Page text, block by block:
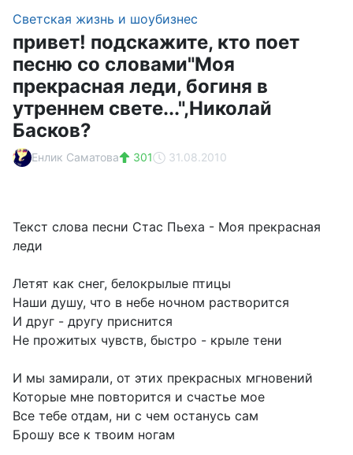
Светская жизнь и шоубизнес
привет! подскажите, кто поет
песню со словами"Моя
прекрасная леди, богиня в
утреннем свете...",Николай
Басков?
Енлик Саматова 301 31.08.2010
Текст слова песни Стас Пьеха - Моя прекрасная
леди
Летят как снег, белокрылые птицы
Наши душу, что в небе ночном растворится
И друг - другу приснится
Не прожитых чувств, быстро - крыле тени
И мы замирали, от этих прекрасных мгновений
Которые мне повторится и счастье мое
Все тебе отдам, ни с чем останусь сам
Брошу все к твоим ногам